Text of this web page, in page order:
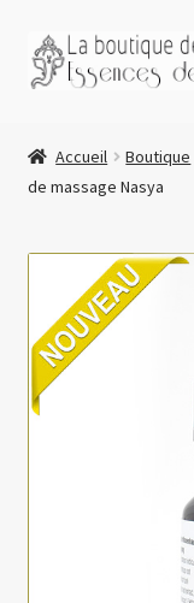
principal
Boutique
Blog
Connexion/Mon
Retirer votre
Essences de
Conseils
RNV des soins
Potions
Essences de
Accueil Boutique
de massage Nasya